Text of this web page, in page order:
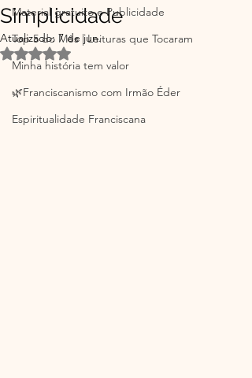
Material gratuito e Publicidade
Top 5 do Mês | Leituras que Tocaram
Minha história tem valor
🌿Franciscanismo com Irmão Éder
Espiritualidade Franciscana
Simplicidade
Atualizado: 7 de jun.
Avaliado com NaN de 5 estrelas.